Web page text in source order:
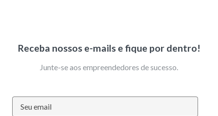
Receba nossos e-mails e fique por dentro!
Junte-se aos empreendedores de sucesso.